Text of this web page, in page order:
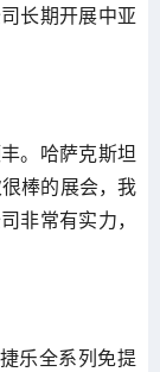
长期开展中亚
。哈萨克斯坦
很棒的展会，我
非常有实力，
乐全系列免提